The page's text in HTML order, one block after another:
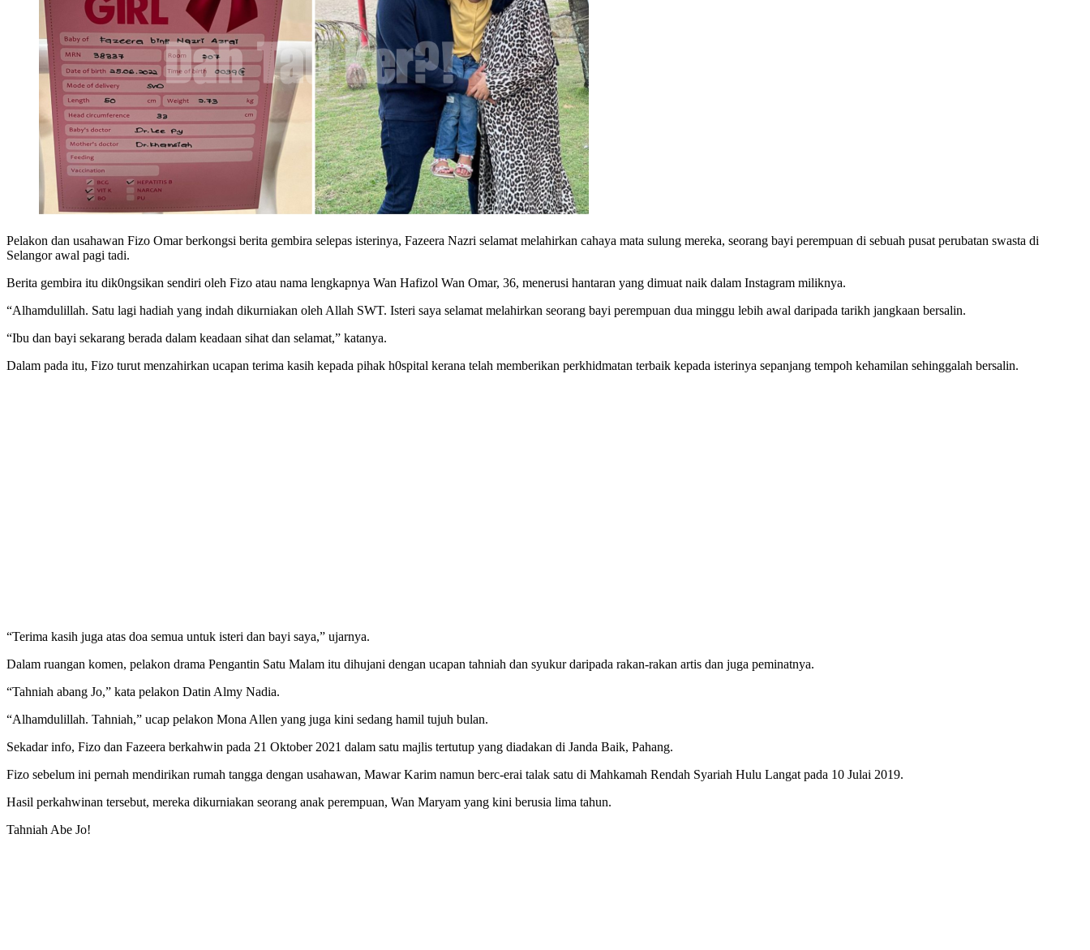
Pelakon dan usahawan Fizo Omar berkongsi berita gembira selepas isterinya, Fazeera Nazri selamat melahirkan cahaya mata sulung mereka, seorang bayi perempuan di sebuah pusat perubatan swasta di
Selangor awal pagi tadi.
Berita gembira itu dik0ngsikan sendiri oleh Fizo atau nama lengkapnya Wan Hafizol Wan Omar, 36, menerusi hantaran yang dimuat naik dalam Instagram miliknya.
“Alhamdulillah. Satu lagi hadiah yang indah dikurniakan oleh Allah SWT. Isteri saya selamat melahirkan seorang bayi perempuan dua minggu lebih awal daripada tarikh jangkaan bersalin.
“Ibu dan bayi sekarang berada dalam keadaan sihat dan selamat,” katanya.
Dalam pada itu, Fizo turut menzahirkan ucapan terima kasih kepada pihak h0spital kerana telah memberikan perkhidmatan terbaik kepada isterinya sepanjang tempoh kehamilan sehinggalah bersalin.
“Terima kasih juga atas doa semua untuk isteri dan bayi saya,” ujarnya.
Dalam ruangan komen, pelakon drama Pengantin Satu Malam itu dihujani dengan ucapan tahniah dan syukur daripada rakan-rakan artis dan juga peminatnya.
“Tahniah abang Jo,” kata pelakon Datin Almy Nadia.
“Alhamdulillah. Tahniah,” ucap pelakon Mona Allen yang juga kini sedang hamil tujuh bulan.
Sekadar info, Fizo dan Fazeera berkahwin pada 21 Oktober 2021 dalam satu majlis tertutup yang diadakan di Janda Baik, Pahang.
Fizo sebelum ini pernah mendirikan rumah tangga dengan usahawan, Mawar Karim namun berc-erai talak satu di Mahkamah Rendah Syariah Hulu Langat pada 10 Julai 2019.
Hasil perkahwinan tersebut, mereka dikurniakan seorang anak perempuan, Wan Maryam yang kini berusia lima tahun.
Tahniah Abe Jo!